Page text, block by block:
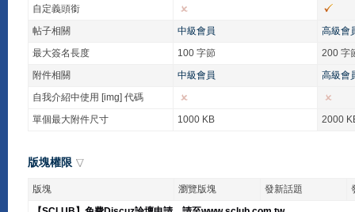
自定義頭銜
帖子相關
中級會員
高級會
最大簽名長度
100 字節
200 字
附件相關
中級會員
高級會
自我介紹中使用 [img] 代碼
單個最大附件尺寸
1000 KB 2000
版塊權限
版塊 瀏覽版塊 發新話題